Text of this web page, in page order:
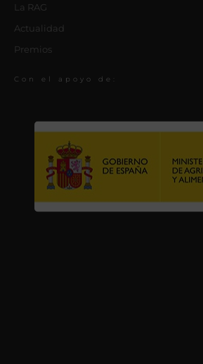
La RAG
Actualidad
Premios
Con el apoyo de: